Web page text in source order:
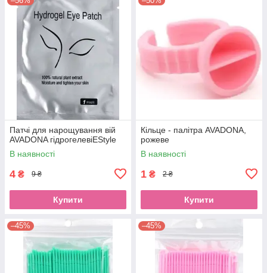
Патчі для нарощування вій
AVADONA гідрогелевіEStyle
В наявності
4 ₴ 9 ₴
Купити
Кільце - палітра AVADONA,
рожеве
В наявності
1 ₴ 2 ₴
Купити
–45% –45%